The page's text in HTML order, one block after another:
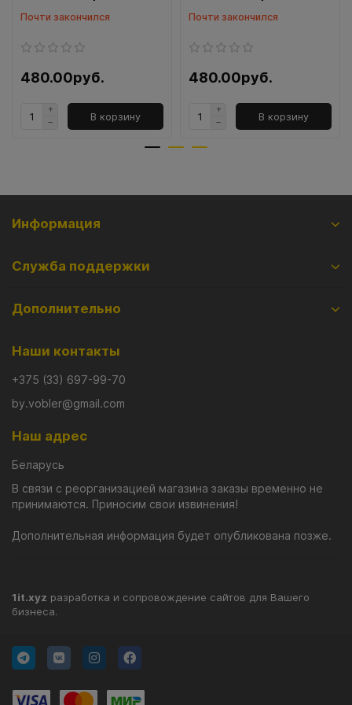
Почти закончился
480.00руб.
В корзину
Почти закончился
480.00руб.
В корзину
Информация
Служба поддержки
Дополнительно
Наши контакты
+375 (33) 697-99-70
by.vobler@gmail.com
Наш адрес
Беларусь
В связи с реорганизацией магазина заказы временно не
принимаются. Приносим свои извинения!
Дополнительная информация будет опубликована позже.
1it.xyz разработка и сопровождение сайтов для Вашего
бизнеса.